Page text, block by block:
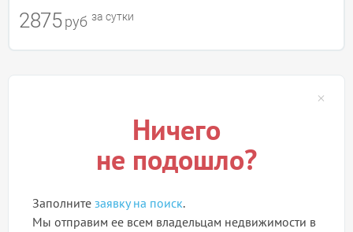
2875 руб за сутки
Ничего
не подошло?
Заполните заявку на поиск.
Мы отправим ее всем владельцам недвижимости в